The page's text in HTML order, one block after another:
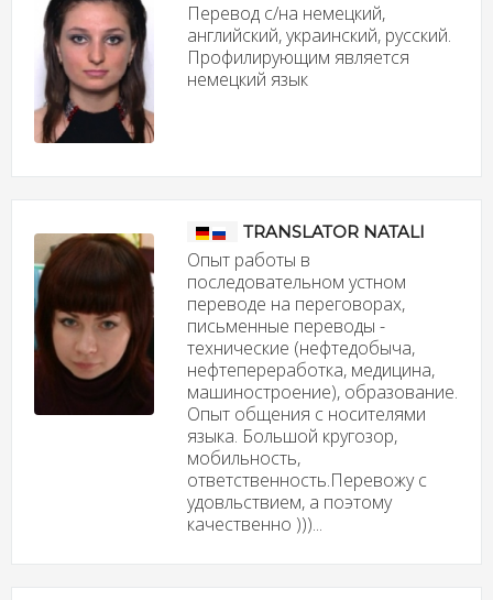
Перевод с/на немецкий,
английский, украинский, русский.
Профилирующим является
немецкий язык
TRANSLATOR NATALI
Опыт работы в
последовательном устном
переводе на переговорах,
письменные переводы -
технические (нефтедобыча,
нефтепереработка, медицина,
машиностроение), образование.
Опыт общения с носителями
языка. Большой кругозор,
мобильность,
ответственность.Перевожу с
удовльствием, а поэтому
качественно )))...